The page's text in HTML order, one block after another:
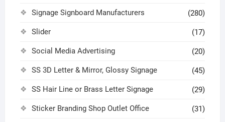
Signage Signboard Manufacturers (280)
Slider (17)
Social Media Advertising (20)
SS 3D Letter & Mirror, Glossy Signage (45)
SS Hair Line or Brass Letter Signage (29)
Sticker Branding Shop Outlet Office (31)